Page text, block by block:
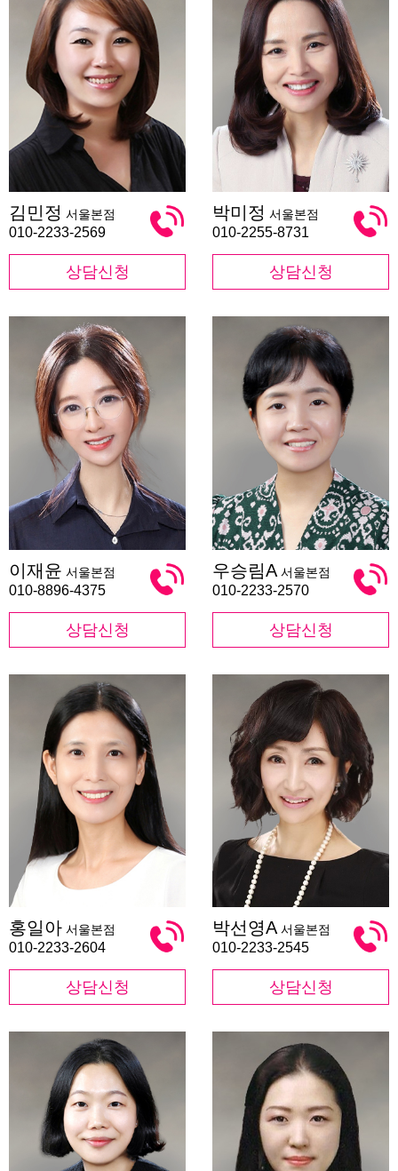
민
정
김민정 서울본점
010-2233-2569
상담신청
미
정
박미정 서울본점
010-2255-8731
상담신청
재
윤
이재윤 서울본점
010-8896-4375
상담신청
승
림
우승림A 서울본점
010-2233-2570
상담신청
일
아
홍일아 서울본점
010-2233-2604
상담신청
선
영
박선영A 서울본점
010-2233-2545
상담신청